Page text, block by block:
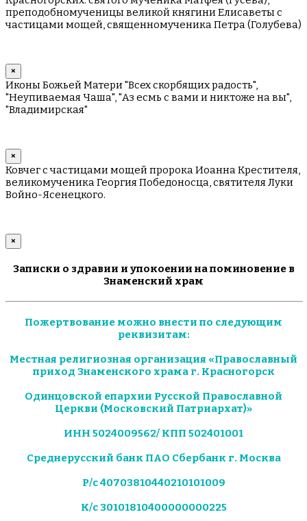
преподобномученицы великой княгини Елисаветы с
частицами мощей, священномученика Петра (Голубева)
×
Иконы Божьей Матери "Всех скорбящих радость",
"Неупиваемая Чаша", "Аз есмь с вами и никтоже на вы",
"Владимирская"
×
Ковчег с частицами мощей пророка Иоанна Крестителя,
великомученика Георгия Победоносца, святителя Луки
Войно-Ясенецкого.
×
Записки о здравии и упокоении на поминовение в
Знаменский храм
Пожертвование можно внести по следующим
реквизитам:
Местная религиозная организация «Православный
приход Знаменского храма г. Красногорск
Одинцовской епархии Русской Православной
Церкви (Московский Патриархат)»
ИНН 5024009562/ КПП 502401001
Среднерусский банк ПАО Сбербанк г. Москва
Р/с 40703810440210101009
К/с 30101810400000000225